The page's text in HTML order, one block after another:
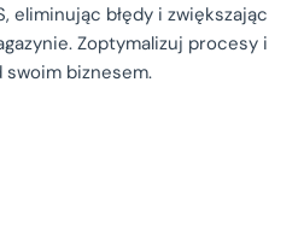
eliminując błędy i zwiększając
Zoptymalizuj procesy i
swoim biznesem.